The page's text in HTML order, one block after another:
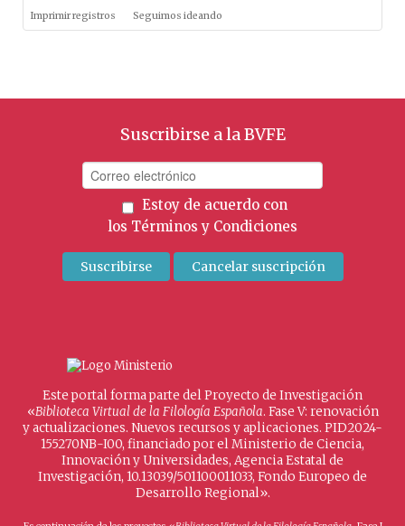
Imprimir registros Seguimos ideando
Suscribirse a la BVFE
Estoy de acuerdo con
los Términos y Condiciones
Este portal forma parte del Proyecto de Investigación
«Biblioteca Virtual de la Filología Española. Fase V: renovación
y actualizaciones. Nuevos recursos y aplicaciones. PID2024-
155270NB-I00, financiado por el Ministerio de Ciencia,
Innovación y Universidades, Agencia Estatal de
Investigación, 10.13039/501100011033, Fondo Europeo de
Desarrollo Regional».